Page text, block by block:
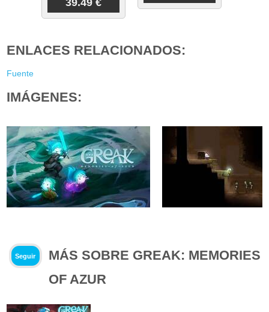
ENLACES RELACIONADOS:
Fuente
IMÁGENES:
Seguir
MÁS SOBRE GREAK: MEMORIES
OF AZUR